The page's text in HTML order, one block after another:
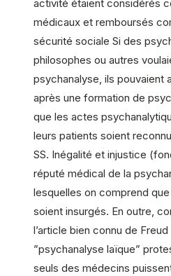
activité étaient considérés
médicaux et remboursés
sécurité sociale Si des
philosophes ou autres
psychanalyse, ils pouvaient
après une formation de
que les actes
leurs patients soient
SS. Inégalité et injustice
réputé médical de la
lesquelles on comprend
soient insurgés. En outre,
l’article bien connu de Freud
”psychanalyse laïque”
seuls des médecins